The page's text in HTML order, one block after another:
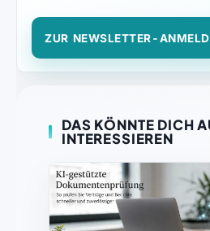
ZUR NEWSLETTER-
DAS KÖNNTE DICH
INTERESSIEREN